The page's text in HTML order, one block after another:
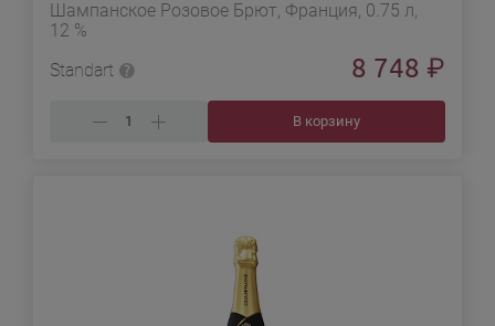
Шампанское Розовое Брют, Франция, 0.75 л,
12 %
Standart
8 748 ₽
В корзину